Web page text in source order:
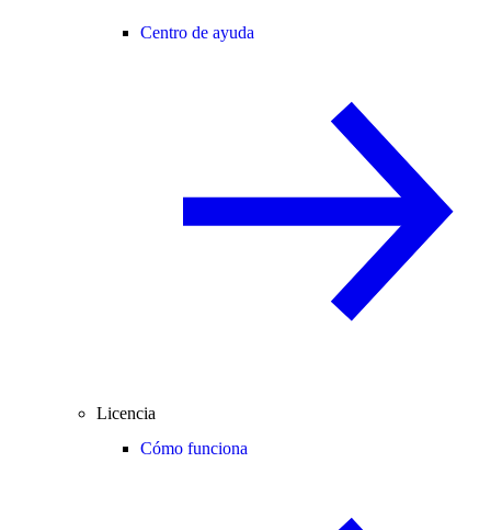
Centro de ayuda
Licencia
Cómo funciona